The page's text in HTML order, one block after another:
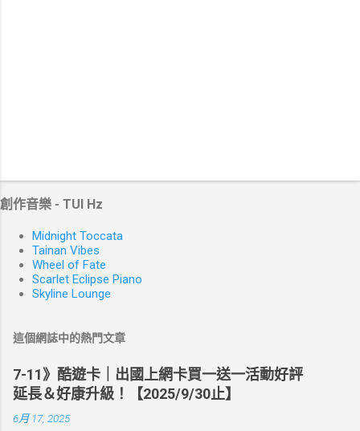
創作音樂 - TUI Hz
Midnight Toccata
Tainan Vibes
Wheel of Fate
Scarlet Eclipse Piano
Skyline Lounge
這個網誌中的熱門文章
7-11》酷遊卡｜出國上網卡買一送一活動好評
延長＆好康升級！【2025/9/30止】
6月 17, 2025